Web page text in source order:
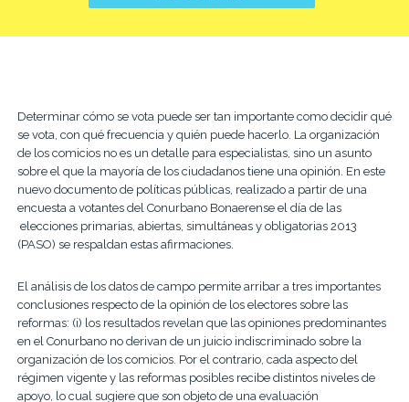
Determinar cómo se vota puede ser tan importante como decidir qué
se vota, con qué frecuencia y quién puede ha­cerlo. La organización
de los comicios no es un detalle para especialistas, sino un asunto
sobre el que la mayoría de los ciudadanos tiene una opinión. En este
nuevo documento de políticas públicas, realizado a partir de una
encuesta a votan­tes del Conurbano Bonaerense el día de las
elecciones primarias, abier­tas, simultáneas y obligatorias 2013
(PASO) se respaldan estas afirmaciones.
El análisis de los datos de campo permite arribar a tres importantes
conclusiones respecto de la opinión de los electores sobre las
reformas: (i) los resultados revelan que las opiniones predominantes
en el Conur­bano no derivan de un juicio indiscriminado sobre la
organización de los comicios. Por el contrario, cada aspecto del
régimen vigente y las reformas posibles recibe distintos niveles de
apoyo, lo cual sugiere que son objeto de una evaluación